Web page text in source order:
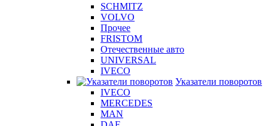
SCHMITZ
VOLVO
Прочее
FRISTOM
Отечественные авто
UNIVERSAL
IVECO
Указатели поворотов
IVECO
MERCEDES
MAN